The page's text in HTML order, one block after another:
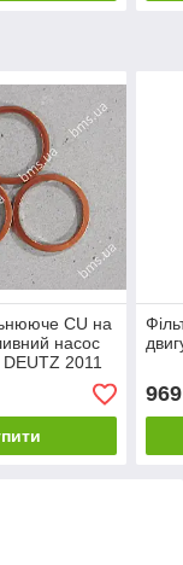
CU на
насос
DEUTZ 2011
969